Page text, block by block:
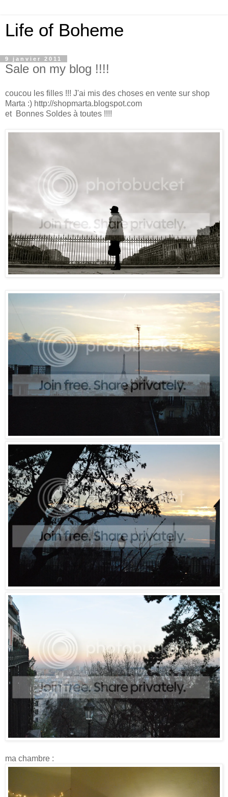
Life of Boheme
9 janvier 2011
Sale on my blog !!!!
coucou les filles !!! J'ai mis des choses en vente sur shop
Marta :) http://shopmarta.blogspot.com
et Bonnes Soldes à toutes !!!!
ma chambre :